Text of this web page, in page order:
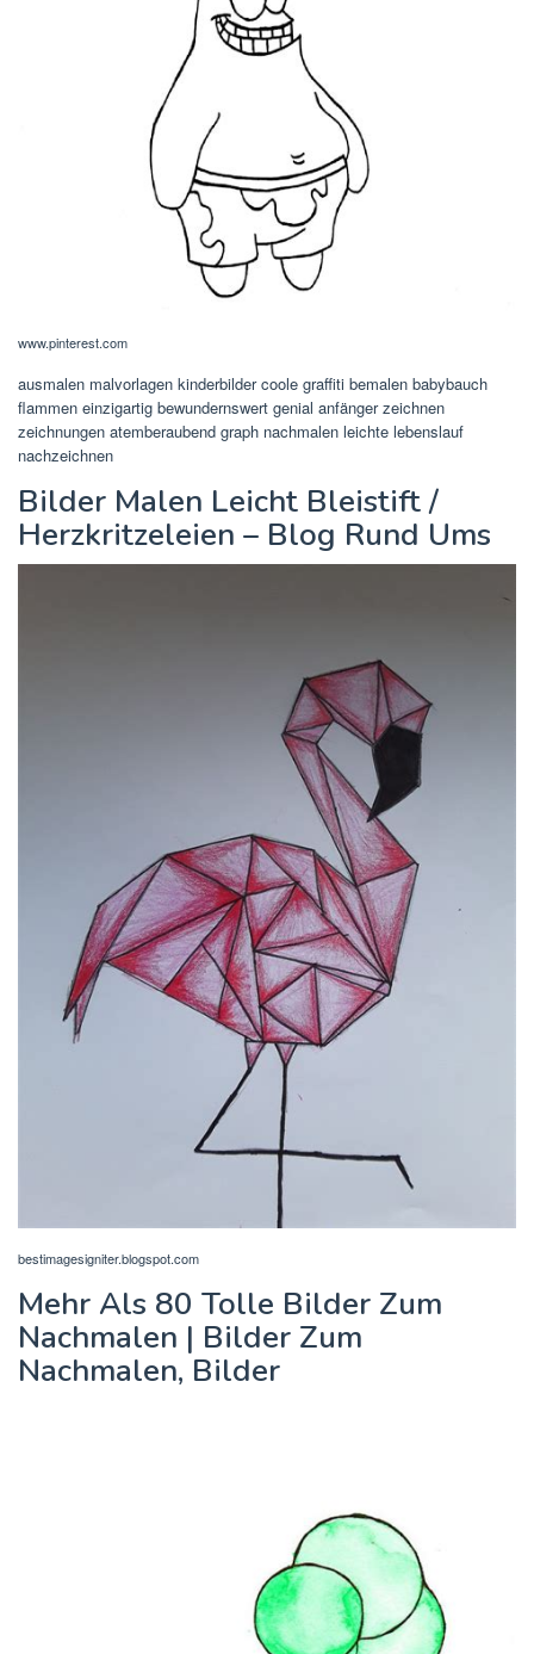
www.pinterest.com
ausmalen malvorlagen kinderbilder coole graffiti bemalen babybauch
flammen einzigartig bewundernswert genial anfänger zeichnen
zeichnungen atemberaubend graph nachmalen leichte lebenslauf
nachzeichnen
Bilder Malen Leicht Bleistift /
Herzkritzeleien – Blog Rund Ums
bestimagesigniter.blogspot.com
Mehr Als 80 Tolle Bilder Zum
Nachmalen | Bilder Zum
Nachmalen, Bilder